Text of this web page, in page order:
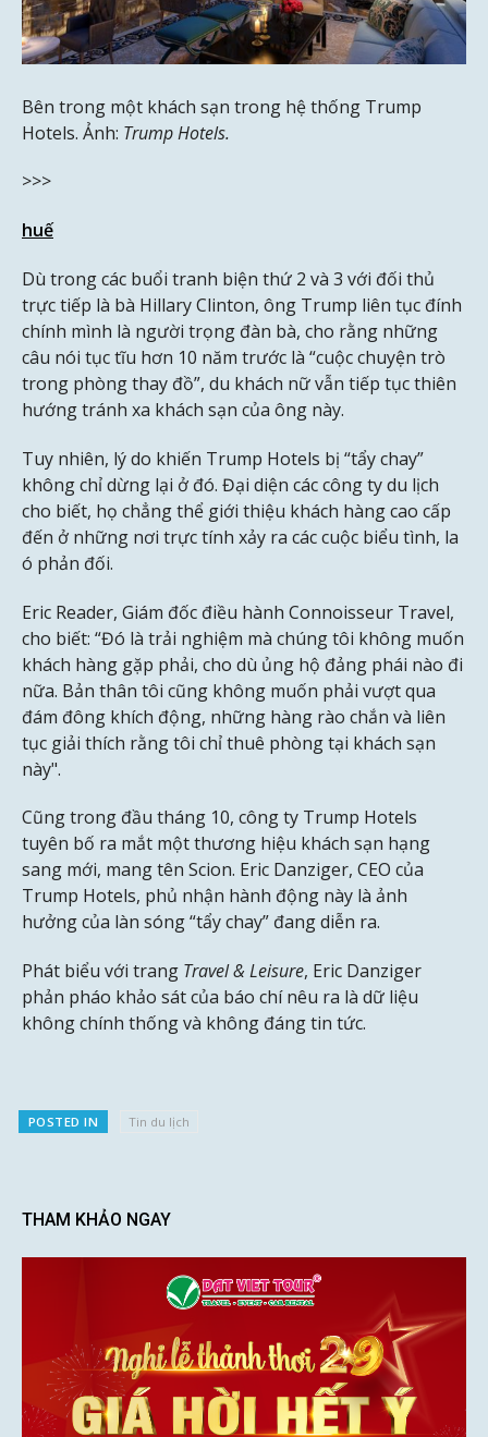
Bên trong một khách sạn trong hệ thống Trump
Hotels. Ảnh: Trump Hotels.
>>>
huế
Dù trong các buổi tranh biện thứ 2 và 3 với đối thủ
trực tiếp là bà Hillary Clinton, ông Trump liên tục đính
chính mình là người trọng đàn bà, cho rằng những
câu nói tục tĩu hơn 10 năm trước là “cuộc chuyện trò
trong phòng thay đồ”, du khách nữ vẫn tiếp tục thiên
hướng tránh xa khách sạn của ông này.
Tuy nhiên, lý do khiến Trump Hotels bị “tẩy chay”
không chỉ dừng lại ở đó. Đại diện các công ty du lịch
cho biết, họ chẳng thể giới thiệu khách hàng cao cấp
đến ở những nơi trực tính xảy ra các cuộc biểu tình, la
ó phản đối.
Eric Reader, Giám đốc điều hành Connoisseur Travel,
cho biết: “Đó là trải nghiệm mà chúng tôi không muốn
khách hàng gặp phải, cho dù ủng hộ đảng phái nào đi
nữa. Bản thân tôi cũng không muốn phải vượt qua
đám đông khích động, những hàng rào chắn và liên
tục giải thích rằng tôi chỉ thuê phòng tại khách sạn
này".
Cũng trong đầu tháng 10, công ty Trump Hotels
tuyên bố ra mắt một thương hiệu khách sạn hạng
sang mới, mang tên Scion. Eric Danziger, CEO của
Trump Hotels, phủ nhận hành động này là ảnh
hưởng của làn sóng “tẩy chay” đang diễn ra.
Phát biểu với trang Travel & Leisure, Eric Danziger
phản pháo khảo sát của báo chí nêu ra là dữ liệu
không chính thống và không đáng tin tức.
POSTED IN Tin du lịch
THAM KHẢO NGAY